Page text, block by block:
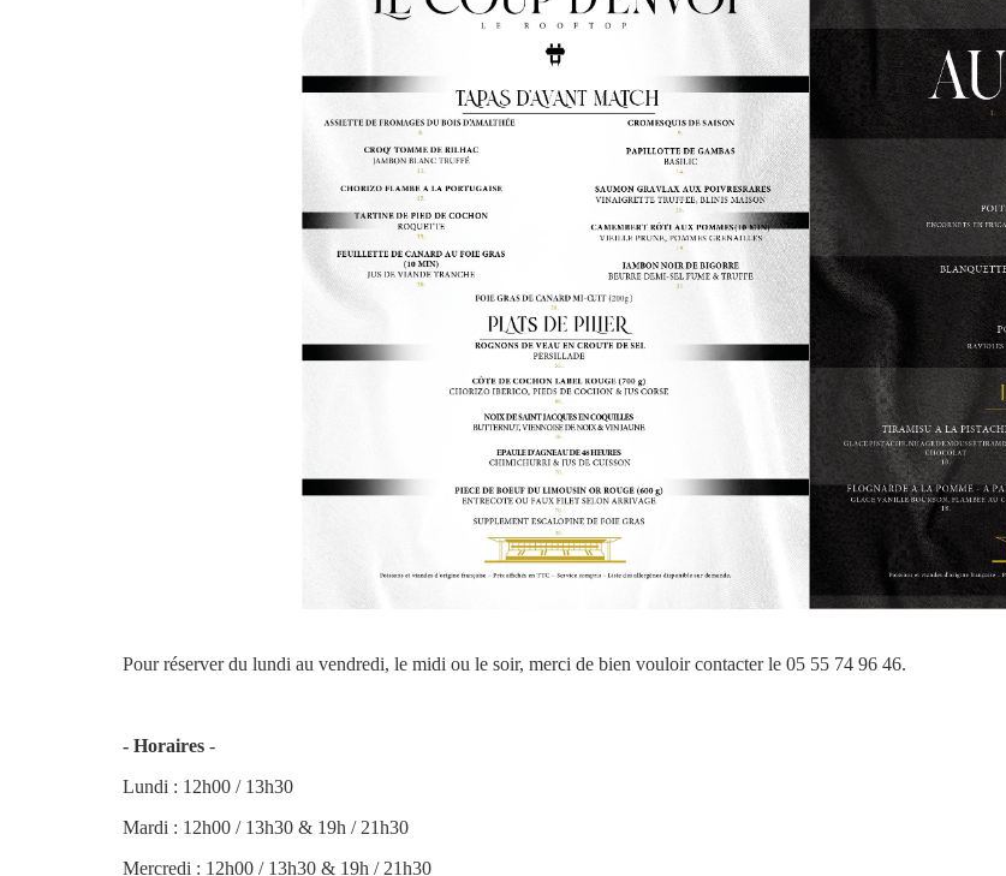
Pour réserver du lundi au vendredi, le midi ou le soir, merci de bien vouloir contacter le 05 55 74 96 46.
- Horaires -
Lundi : 12h00 / 13h30
Mardi : 12h00 / 13h30 & 19h / 21h30
Mercredi : 12h00 / 13h30 & 19h / 21h30